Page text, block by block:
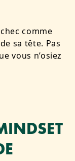
comme
sa tête. Pas
vous n’osiez